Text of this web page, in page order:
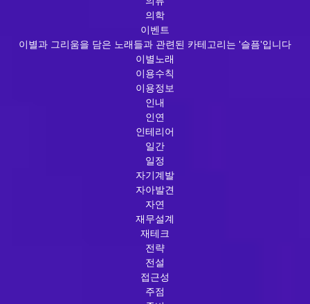
의학
이벤트
이별과 그리움을 담은 노래들과 관련된 카테고리는 '슬픔'입니다
이별노래
이용수칙
이용정보
인내
인연
인테리어
일간
일정
자기계발
자아발견
자연
재무설계
재테크
전략
전설
접근성
주점